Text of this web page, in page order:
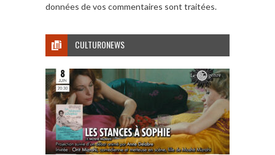
données de vos commentaires sont traitées.
CULTURONEWS